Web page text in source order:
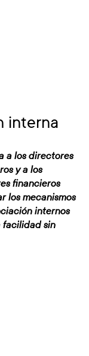
interna
a los directores
y a los
financieros
los mecanismos
internos
facilidad sin